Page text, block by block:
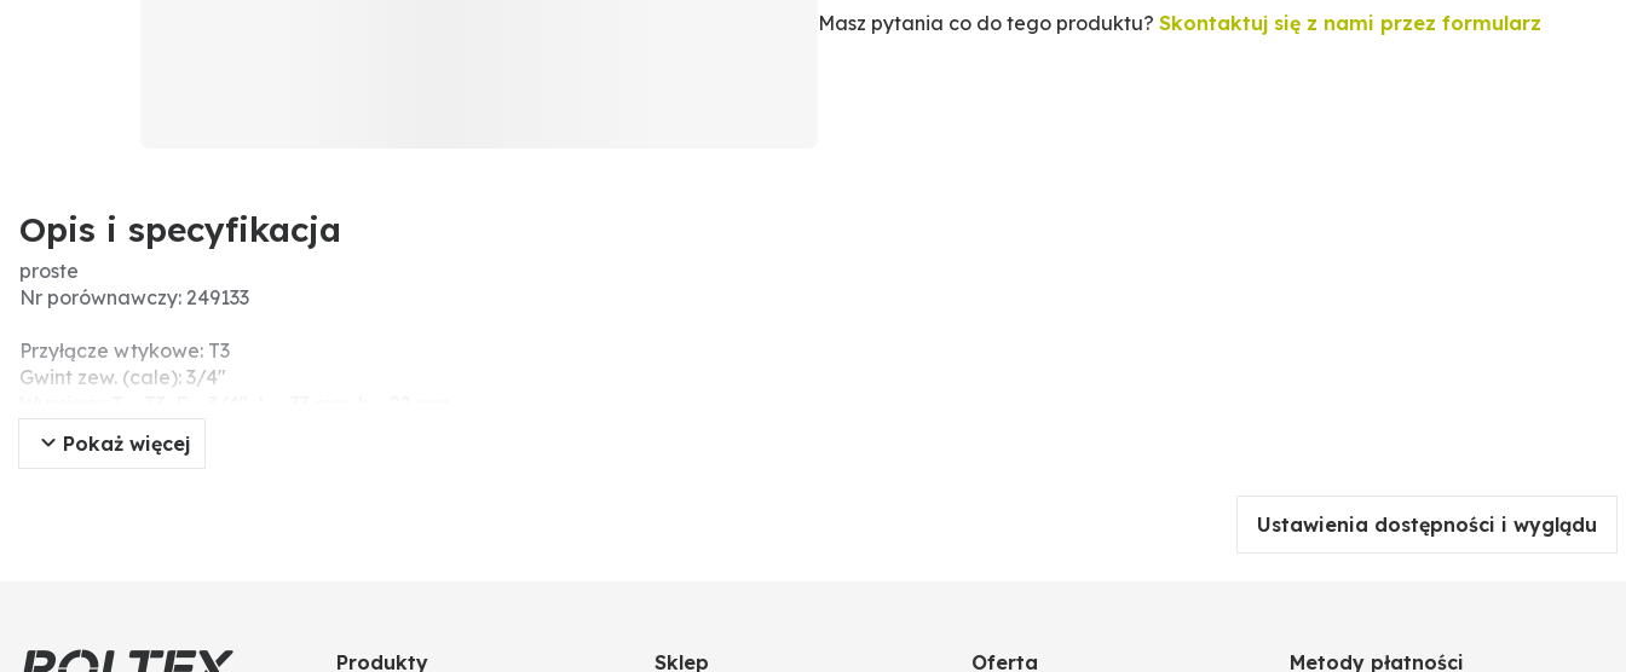
Masz pytania co do tego produktu? Skontaktuj się z nami przez formularz
Opis i specyfikacja
proste
Nr porównawczy: 249133
Przyłącze wtykowe: T3
Gwint zew. (cale): 3/4"
Typ gwintu: BSP
Dodatkowe informacje: Oringi należy zamówić osobno!
Pokaż więcej
Ustawienia dostępności i wyglądu
Produkty Sklep Oferta Metody płatności